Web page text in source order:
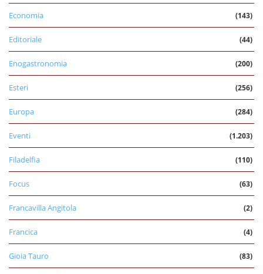
Economia (143)
Editoriale (44)
Enogastronomia (200)
Esteri (256)
Europa (284)
Eventi (1.203)
Filadelfia (110)
Focus (63)
Francavilla Angitola (2)
Francica (4)
Gioia Tauro (83)